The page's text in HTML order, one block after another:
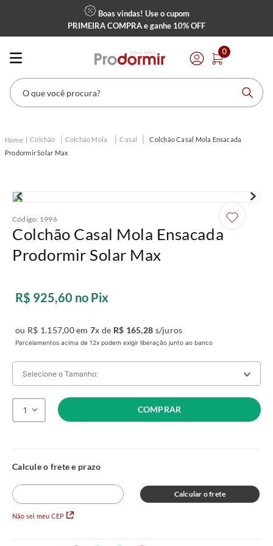
Boas vindas! Use o cupom
PRIMEIRA COMPRAe ganhe 10% OFF
0
O que você procura?
Colchão Colchão Mola Casal
Colchão Casal Mola Ensacada
Prodormir Solar Max
Código: 1996
Colchão Casal Mola Ensacada
Prodormir Solar Max
R$ 925,60 no Pix
ou R$ 1.157,00em7x de R$ 165,28 s/juros
Parcelamentos acima de 12x podem exigir liberação junto ao banco
Selecione o Tamanho:
A:24 L: 78C:188
Solteiro
A:24L:
Casal
24L:138C:188 R$ 1.157,00no Pix
1 COMPRAR
Não sei meu CEP
Calcular o frete